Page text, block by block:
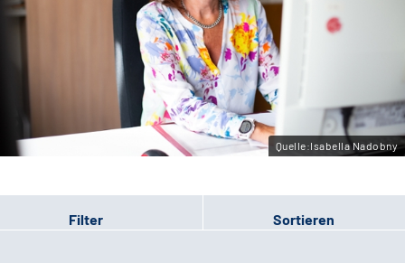
Leichte Sprache
Gebärdensprache
Quelle:Isabella Nadobny
Filter Sortieren